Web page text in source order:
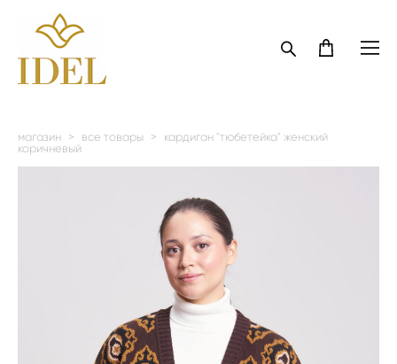
магазин > все товары >
кардиган "тюбетейка" женский
коричневый